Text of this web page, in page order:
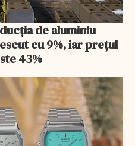
de aluminiu
cu 9%, iar prețul
43%